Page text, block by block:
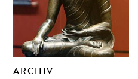
ARCHIV